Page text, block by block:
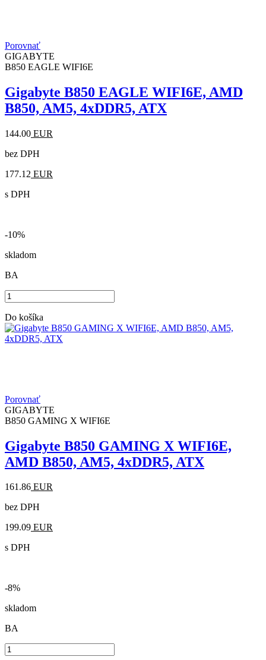
Porovnať
GIGABYTE
B850 EAGLE WIFI6E
Gigabyte B850 EAGLE WIFI6E, AMD
B850, AM5, 4xDDR5, ATX
144.00 EUR
bez DPH
177.12 EUR
s DPH
-10%
skladom
BA
Do košíka
Porovnať
GIGABYTE
B850 GAMING X WIFI6E
Gigabyte B850 GAMING X WIFI6E,
AMD B850, AM5, 4xDDR5, ATX
161.86 EUR
bez DPH
199.09 EUR
s DPH
-8%
skladom
BA